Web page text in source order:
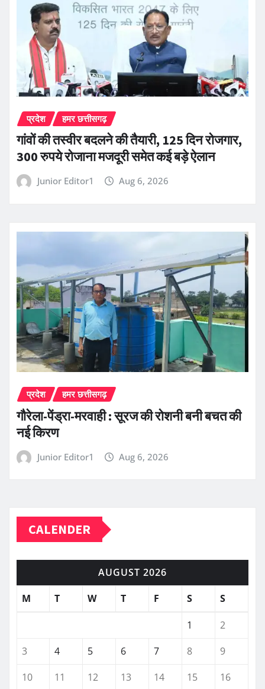
प्रदेश हमर छत्तीसगढ़
गांवों की तस्वीर बदलने की तैयारी, 125 दिन रोजगार,
300 रुपये रोजाना मजदूरी समेत कई बड़े ऐलान
Junior Editor1 Aug 6, 2026
प्रदेश हमर छत्तीसगढ़
गौरेला-पेंड्रा-मरवाही : सूरज की रोशनी बनी बचत की
नई किरण
Junior Editor1 Aug 6, 2026
CALENDER
AUGUST 2026
M
T W T F S S
1
2
3
4 5 6 7 8
9
10
11 12 13 14 15
16